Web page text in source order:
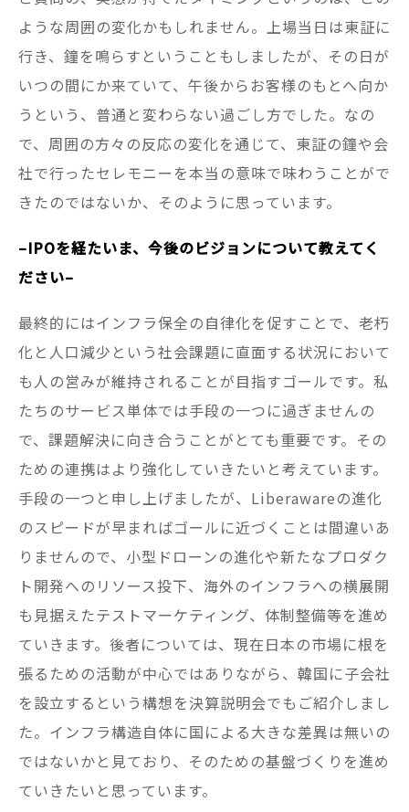
ような周囲の変化かもしれません。上場当日は東証に
行き、鐘を鳴らすということもしましたが、その日が
いつの間にか来ていて、午後からお客様のもとへ向か
うという、普通と変わらない過ごし方でした。なの
で、周囲の方々の反応の変化を通じて、東証の鐘や会
社で行ったセレモニーを本当の意味で味わうことがで
きたのではないか、そのように思っています。
–IPOを経たいま、今後のビジョンについて教えてく
ださい–
最終的にはインフラ保全の自律化を促すことで、老朽
化と人口減少という社会課題に直面する状況において
も人の営みが維持されることが目指すゴールです。私
たちのサービス単体では手段の一つに過ぎませんの
で、課題解決に向き合うことがとても重要です。その
ための連携はより強化していきたいと考えています。
手段の一つと申し上げましたが、Liberawareの進化
のスピードが早まればゴールに近づくことは間違いあ
りませんので、小型ドローンの進化や新たなプロダク
ト開発へのリソース投下、海外のインフラへの横展開
も見据えたテストマーケティング、体制整備等を進め
ていきます。後者については、現在日本の市場に根を
張るための活動が中心ではありながら、韓国に子会社
を設立するという構想を決算説明会でもご紹介しまし
た。インフラ構造自体に国による大きな差異は無いの
ではないかと見ており、そのための基盤づくりを進め
ていきたいと思っています。